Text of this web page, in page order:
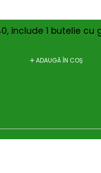
include 1 butelie cu
ADAUGĂ ÎN COȘ